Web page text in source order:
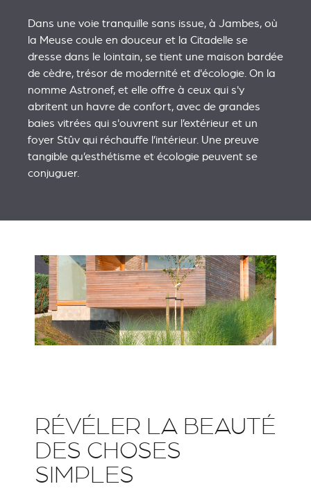
Dans une voie tranquille sans issue, à Jambes, où
la Meuse coule en douceur et la Citadelle se
dresse dans le lointain, se tient une maison bardée
de cèdre, trésor de modernité et d'écologie. On la
nomme Astronef, et elle offre à ceux qui s'y
abritent un havre de confort, avec de grandes
baies vitrées qui s'ouvrent sur l’extérieur et un
foyer Stûv qui réchauffe l’intérieur. Une preuve
tangible qu’esthétisme et écologie peuvent se
conjuguer.
RÉVÉLER LA BEAUTÉ
DES CHOSES
SIMPLES